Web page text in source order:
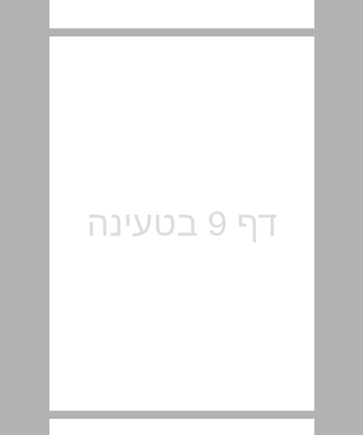
2.1 الفصلُ الأوّلُ : مِنْ عهدِ الصِّبا ... 10